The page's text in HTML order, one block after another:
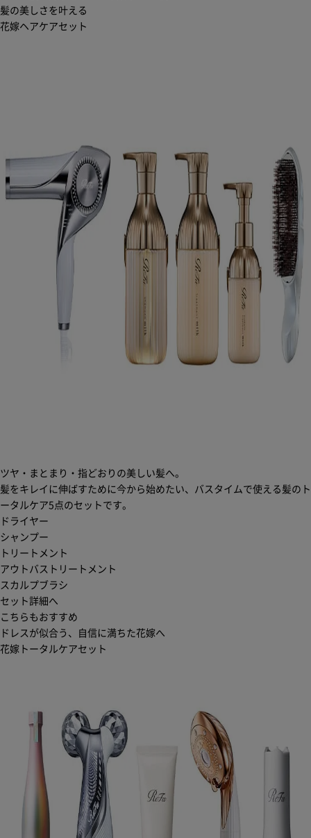
髪の美しさを叶える
花嫁ヘアケアセット
ツヤ・まとまり・指どおりの美しい髪へ。
髪をキレイに伸ばすために今から始めたい、バスタイムで使える髪のト
ータルケア5点のセットです。
ドライヤー
シャンプー
トリートメント
アウトバストリートメント
スカルプブラシ
セット詳細へ
こちらもおすすめ
ドレスが似合う、自信に満ちた花嫁へ
花嫁トータルケアセット